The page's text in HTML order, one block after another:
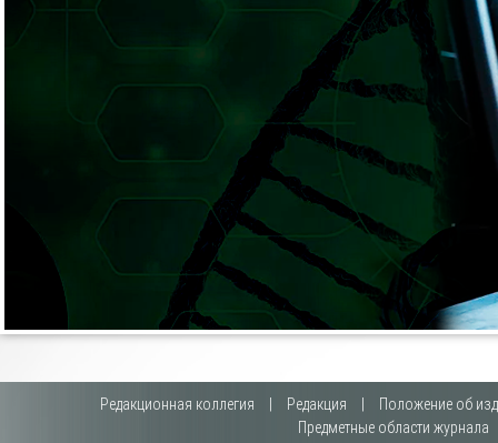
Редакционная коллегия Редакция
Положение об
Предметные области журнала